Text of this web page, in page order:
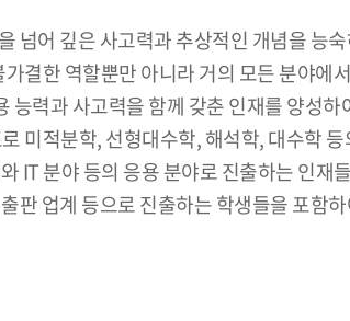
어 깊은 사고력과 추상적인 개념을 능
결한 역할뿐만 아니라 거의 모든 분야에
력과 사고력을 함께 갖춘 인재를 양성하
미적분학, 선형대수학, 해석학, 대수학
IT 분야 등의 응용 분야로 진출하는 인재
판 업계 등으로 진출하는 학생들을 포함